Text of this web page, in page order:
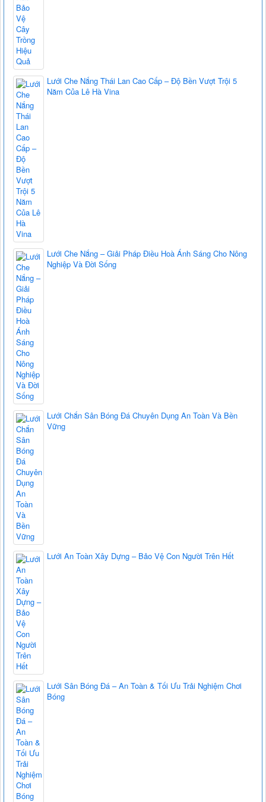
Lưới Che Nắng Thái Lan Cao Cấp – Độ Bền Vượt Trội 5
Năm Của Lê Hà Vina
Lưới Che Nắng – Giải Pháp Điều Hoà Ánh Sáng Cho Nông
Nghiệp Và Đời Sống
Lưới Chắn Sân Bóng Đá Chuyên Dụng An Toàn Và Bền
Vững
Lưới An Toàn Xây Dựng – Bảo Vệ Con Người Trên Hết
Lưới Sân Bóng Đá – An Toàn & Tối Ưu Trải Nghiệm Chơi
Bóng